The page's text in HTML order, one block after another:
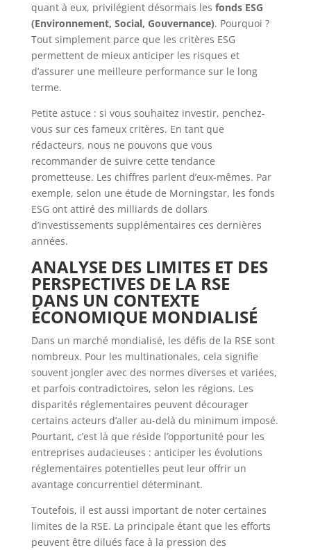
quant à eux, privilégient désormais les fonds ESG
(Environnement, Social, Gouvernance). Pourquoi ?
Tout simplement parce que les critères ESG
permettent de mieux anticiper les risques et
d’assurer une meilleure performance sur le long
terme.
Petite astuce : si vous souhaitez investir, penchez-
vous sur ces fameux critères. En tant que
rédacteurs, nous ne pouvons que vous
recommander de suivre cette tendance
prometteuse. Les chiffres parlent d’eux-mêmes. Par
exemple, selon une étude de Morningstar, les fonds
ESG ont attiré des milliards de dollars
d’investissements supplémentaires ces dernières
années.
ANALYSE DES LIMITES ET DES
PERSPECTIVES DE LA RSE
DANS UN CONTEXTE
ÉCONOMIQUE MONDIALISÉ
Dans un marché mondialisé, les défis de la RSE sont
nombreux. Pour les multinationales, cela signifie
souvent jongler avec des normes diverses et variées,
et parfois contradictoires, selon les régions. Les
disparités réglementaires peuvent décourager
certains acteurs d’aller au-delà du minimum imposé.
Pourtant, c’est là que réside l’opportunité pour les
entreprises audacieuses : anticiper les évolutions
réglementaires potentielles peut leur offrir un
avantage concurrentiel déterminant.
Toutefois, il est aussi important de noter certaines
limites de la RSE. La principale étant que les efforts
peuvent être dilués face à la pression des